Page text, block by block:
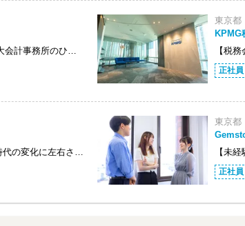
会計事務所のひ…
東京都
KPMG
【税
正社員
代の変化に左右さ…
東京都
【未
正社員